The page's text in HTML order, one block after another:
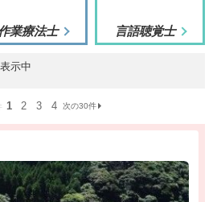
業療法士 言語聴覚士
示中
1 2 3 4 次の30件